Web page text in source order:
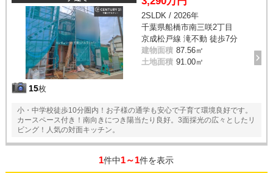
15枚
2SLDK / 2026年
千葉県船橋市南三咲2丁目
京成松戸線 滝不動 徒歩7分
建物面積 87.56㎡
土地面積 91.00㎡
小・中学校徒歩10分圏内！お子様の通学も安心で子育て環境良好です。
カースペース付き！南向きにつき陽当たり良好。3面採光の広々としたリ
ビング！人気の対面キッチン。
1件中1～1件を表示